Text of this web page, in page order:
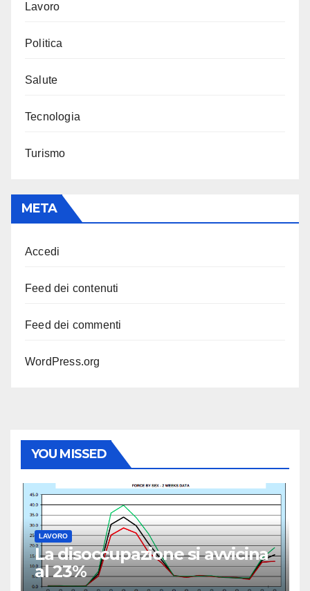
Lavoro
Politica
Salute
Tecnologia
Turismo
META
Accedi
Feed dei contenuti
Feed dei commenti
WordPress.org
YOU MISSED
LAVORO
La disoccupazione si avvicina
al 23%